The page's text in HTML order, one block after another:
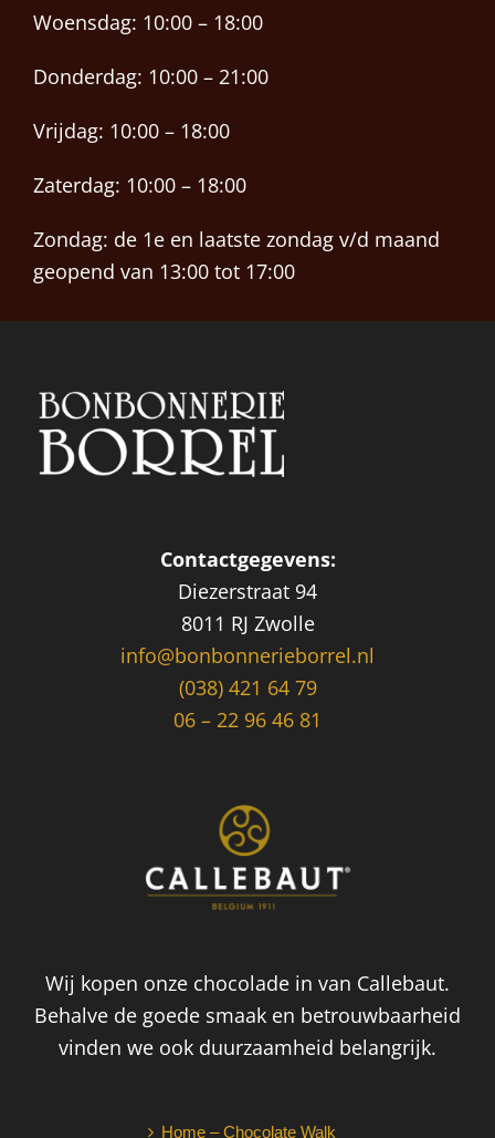
Woensdag: 10:00 – 18:00
Donderdag: 10:00 – 21:00
Vrijdag: 10:00 – 18:00
Zaterdag: 10:00 – 18:00
Zondag: de 1e en laatste zondag v/d maand
geopend van 13:00 tot 17:00
Contactgegevens:
Diezerstraat 94
8011 RJ Zwolle
info@bonbonnerieborrel.nl
(038) 421 64 79
06 – 22 96 46 81
Wij kopen onze chocolade in van Callebaut.
Behalve de goede smaak en betrouwbaarheid
vinden we ook duurzaamheid belangrijk.
Home – Chocolate Walk